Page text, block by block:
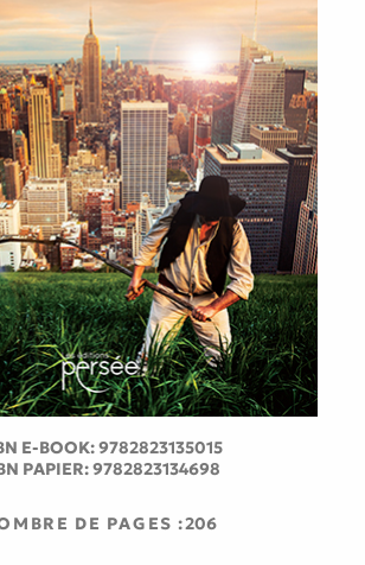
E-BOOK:9782823135015
PAPIER:9782823134698
DE PAGES :206